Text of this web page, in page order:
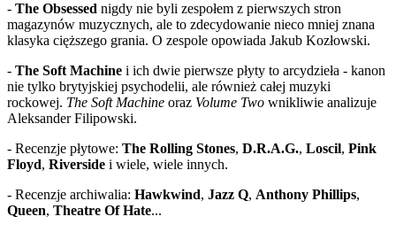
- The Obsessed nigdy nie byli zespołem z pierwszych stron
magazynów muzycznych, ale to zdecydowanie nieco mniej znana
klasyka cięższego grania. O zespole opowiada Jakub Kozłowski.
- The Soft Machine i ich dwie pierwsze płyty to arcydzieła - kanon
nie tylko brytyjskiej psychodelii, ale również całej muzyki
rockowej. The Soft Machine oraz Volume Two wnikliwie analizuje
Aleksander Filipowski.
- Recenzje płytowe: The Rolling Stones, D.R.A.G., Loscil, Pink
Floyd, Riverside i wiele, wiele innych.
- Recenzje archiwalia: Hawkwind, Jazz Q, Anthony Phillips,
Queen, Theatre Of Hate...